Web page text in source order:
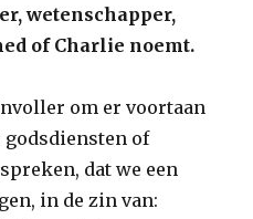
wetenschapper,
of Charlie noemt.
om er voortaan
godsdiensten of
dat we een
in de zin van: